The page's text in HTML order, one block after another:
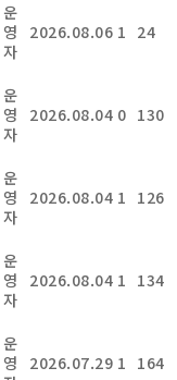
운
영
자
2026.08.06 1 24
운
영
자
2026.08.04 0 130
운
영
자
2026.08.04 1 126
운
영
자
2026.08.04 1 134
운
영
2026.07.29 1 164